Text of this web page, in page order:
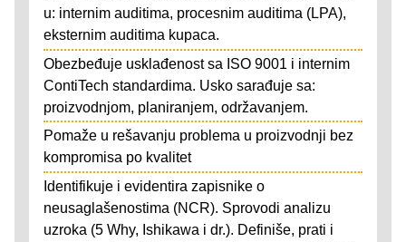
u: internim auditima, procesnim auditima (LPA),
eksternim auditima kupaca.
Obezbeđuje usklađenost sa ISO 9001 i internim
ContiTech standardima. Usko sarađuje sa:
proizvodnjom, planiranjem, održavanjem.
Pomaže u rešavanju problema u proizvodnji bez
kompromisa po kvalitet
Identifikuje i evidentira zapisnike o
neusaglašenostima (NCR). Sprovodi analizu
uzroka (5 Why, Ishikawa i dr.). Definiše, prati i